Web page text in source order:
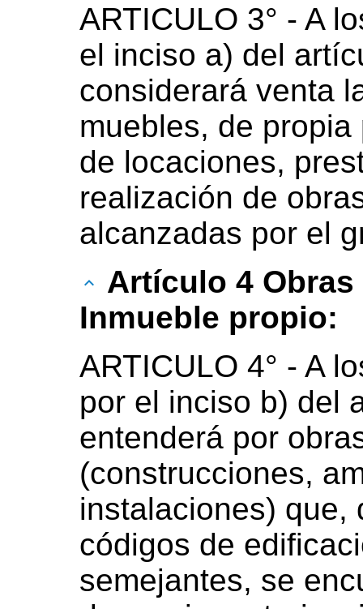
ARTICULO 3° - A
el inciso a) del
considerará venta
muebles, de
de locaciones,
realización de
alcanzadas por el
Artículo 4
Inmueble propio:
ARTICULO 4° - A
por el inciso b) del
entenderá por
(construcciones,
instalaciones) que,
códigos de
semejantes, se